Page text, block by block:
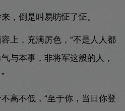
，倒是叫易昉怔了怔。
上，充满厉色，“不是人人都
与本事，非将军这般的人，
高不低，“至于你，当日你登